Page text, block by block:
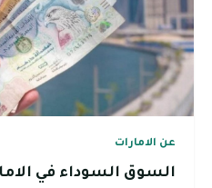
عن الامارات
السوق السوداء في